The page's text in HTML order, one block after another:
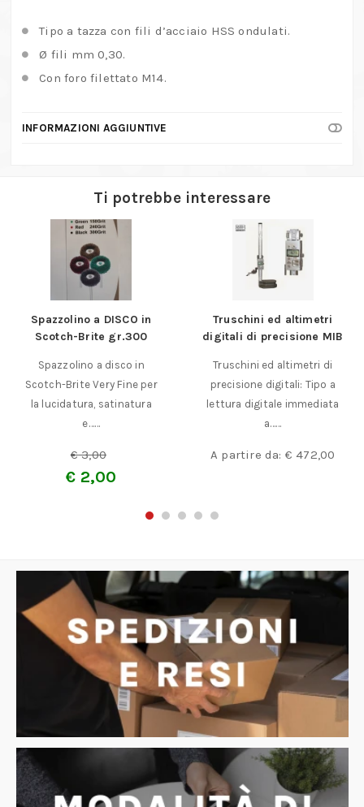
HSS
–
Filetto
quantità
Tipo a tazza con fili d’acciaio HSS ondulati.
Ø fili mm 0,30.
Con foro filettato M14.
INFORMAZIONI AGGIUNTIVE
Ti potrebbe interessare
Spazzolino a DISCO in
Scotch-Brite gr.300
Spazzolino a disco in
Scotch-Brite Very Fine per
la lucidatura, satinatura
e……
€3,00
€ 2,00
Truschini ed altimetri
digitali di precisione MIB
Truschini ed altimetri di
precisione digitali: Tipo a
lettura digitale immediata
a……
A partire da: € 472,00